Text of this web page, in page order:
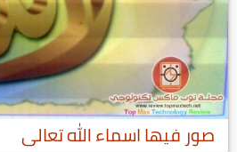
صور فيها اسماء الله تعالى